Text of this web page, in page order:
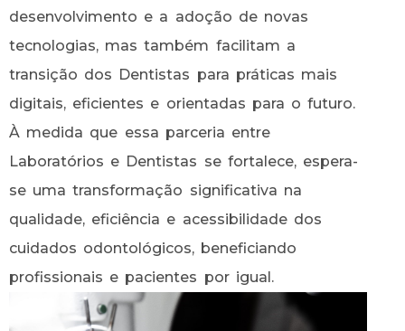
desenvolvimento e a adoção de novas
tecnologias, mas também facilitam a
transição dos Dentistas para práticas mais
digitais, eficientes e orientadas para o futuro.
À medida que essa parceria entre
Laboratórios e Dentistas se fortalece, espera-
se uma transformação significativa na
qualidade, eficiência e acessibilidade dos
cuidados odontológicos, beneficiando
profissionais e pacientes por igual.